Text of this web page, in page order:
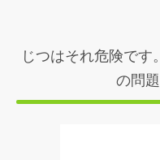
じつはそれ危険で
の問